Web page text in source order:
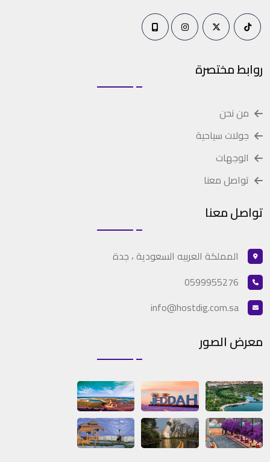
روابط مختصرة
من نحن
جولات سياحية
الوجهات
تواصل معنا
تواصل معنا
المملكة العربيه السعودية ، جدة
0599955276
info@hostdig.com.sa
معرض الصور